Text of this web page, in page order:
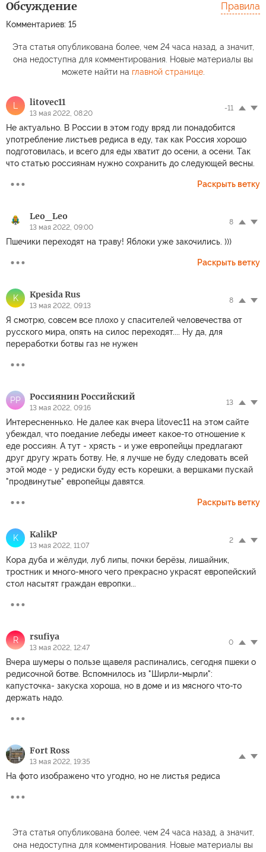
Обсуждение
Комментариев: 15
Правила
Эта статья опубликована более, чем 24 часа назад, а значит,
она недоступна для комментирования. Новые материалы вы
можете найти на главной странице.
L litovec11
13 мая 2022, 08:20
-11
Не актуально. В России в этом году вряд ли понадобится
употребление листьев редиса в еду, так как Россия хорошо
подготовилась, и всего для еды хватит до осени, а осени. Так
что статью россиянам нужно сохранить до следующей весны.
Раскрыть ветку
Leo_Leo
13 мая 2022, 09:00
8
Пшечики переходят на траву! Яблоки уже закочились. )))
Раскрыть ветку
K Kpesida Rus
13 мая 2022, 09:13
8
Я смотрю, совсем все плохо у спасителей человечества от
русского мира, опять на силос переходят.... Ну да, для
переработки ботвы газ не нужен
РР Россиянин Российский
13 мая 2022, 09:16
13
Интересненнько. Не далее как вчера litovec11 на этом сайте
убеждал, что поедание лебеды имеет какое-то отношение к
еде россиян. А тут - хрясть - и уже европейцы предлагают
друг другу жрать ботву. Не, я лучше не буду следовать всей
этой моде - у редиски буду есть корешки, а вершками пускай
"продвинутые" европейцы давятся.
Раскрыть ветку
K KalikP
13 мая 2022, 11:07
2
Кора дуба и жёлуди, луб липы, почки берёзы, лишайник,
тростник и много-много чего прекрасно украсят европейский
стол насытят граждан европки...
R rsufiya
13 мая 2022, 12:47
0
Вчера шумеры о пользе щавеля распинались, сегодня пшеки о
редисочной ботве. Вспомнилось из "Ширли-мырли":
капусточка- закуска хороша, но в доме и из мясного что-то
держать надо.
Fort Ross
13 мая 2022, 19:35
На фото изображено что угодно, но не листья редиса
Эта статья опубликована более, чем 24 часа назад, а значит,
она недоступна для комментирования. Новые материалы вы